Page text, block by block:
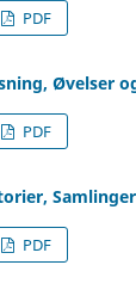
PDF
Øvelser
PDF
PDF